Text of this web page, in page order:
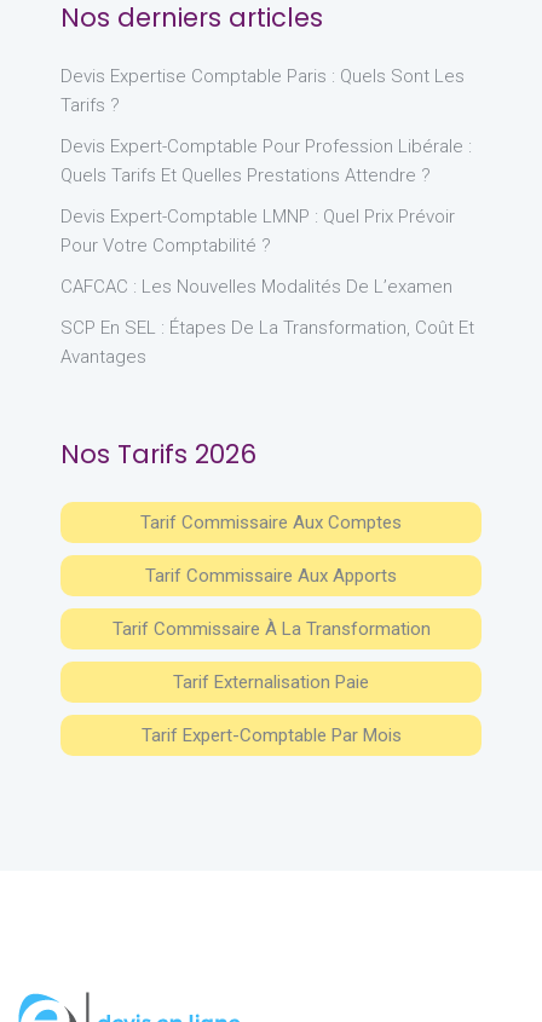
Nos derniers articles
Devis Expertise Comptable Paris : Quels Sont Les
Tarifs ?
Devis Expert-Comptable Pour Profession Libérale :
Quels Tarifs Et Quelles Prestations Attendre ?
Devis Expert-Comptable LMNP : Quel Prix Prévoir
Pour Votre Comptabilité ?
CAFCAC : Les Nouvelles Modalités De L’examen
SCP En SEL : Étapes De La Transformation, Coût Et
Avantages
Nos Tarifs 2026
Tarif Commissaire Aux Comptes
Tarif Commissaire Aux Apports
Tarif Commissaire À La Transformation
Tarif Externalisation Paie
Tarif Expert-Comptable Par Mois